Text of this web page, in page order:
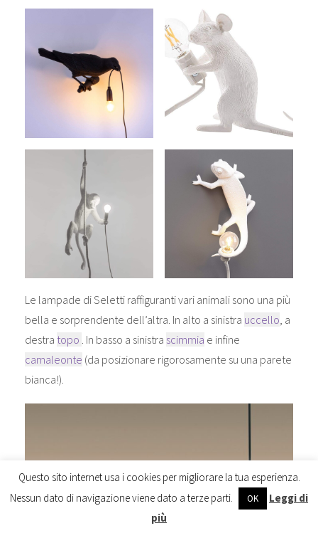
Le lampade di Seletti raffiguranti vari animali sono una più
bella e sorprendente dell’altra. In alto a sinistra uccello, a
destra topo . In basso a sinistra scimmia e infine
camaleonte (da posizionare rigorosamente su una parete
bianca!).
Questo sito internet usa i cookies per migliorare la tua esperienza.
Nessun dato di navigazione viene dato a terze parti.
OK
Leggi di
più